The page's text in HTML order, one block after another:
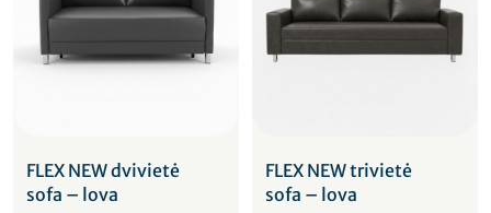
FLEX NEW dvivietė
sofa – lova
FLEX NEW trivietė
sofa – lova